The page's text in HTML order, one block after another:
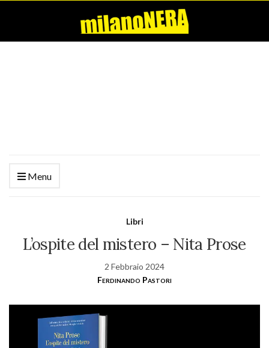
Menu
Libri
L’ospite del mistero – Nita Prose
2 Febbraio 2024
Ferdinando Pastori